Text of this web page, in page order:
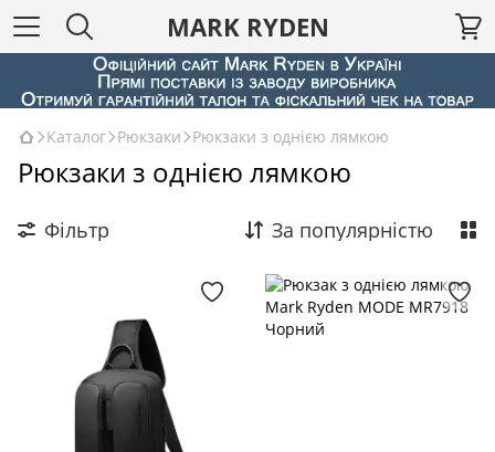
MARK RYDEN
Каталог Рюкзаки Рюкзаки з однією лямкою
Рюкзаки з однією лямкою
Фільтр За популярністю